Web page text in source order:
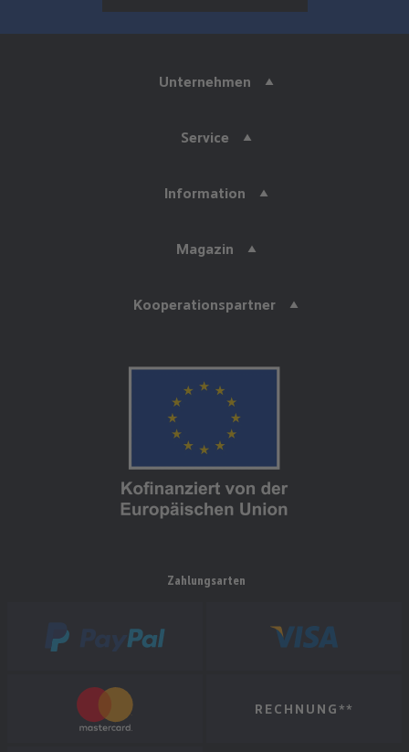
Unternehmen
Service
Information
Magazin
Kooperationspartner
Zahlungsarten
RECHNUNG**